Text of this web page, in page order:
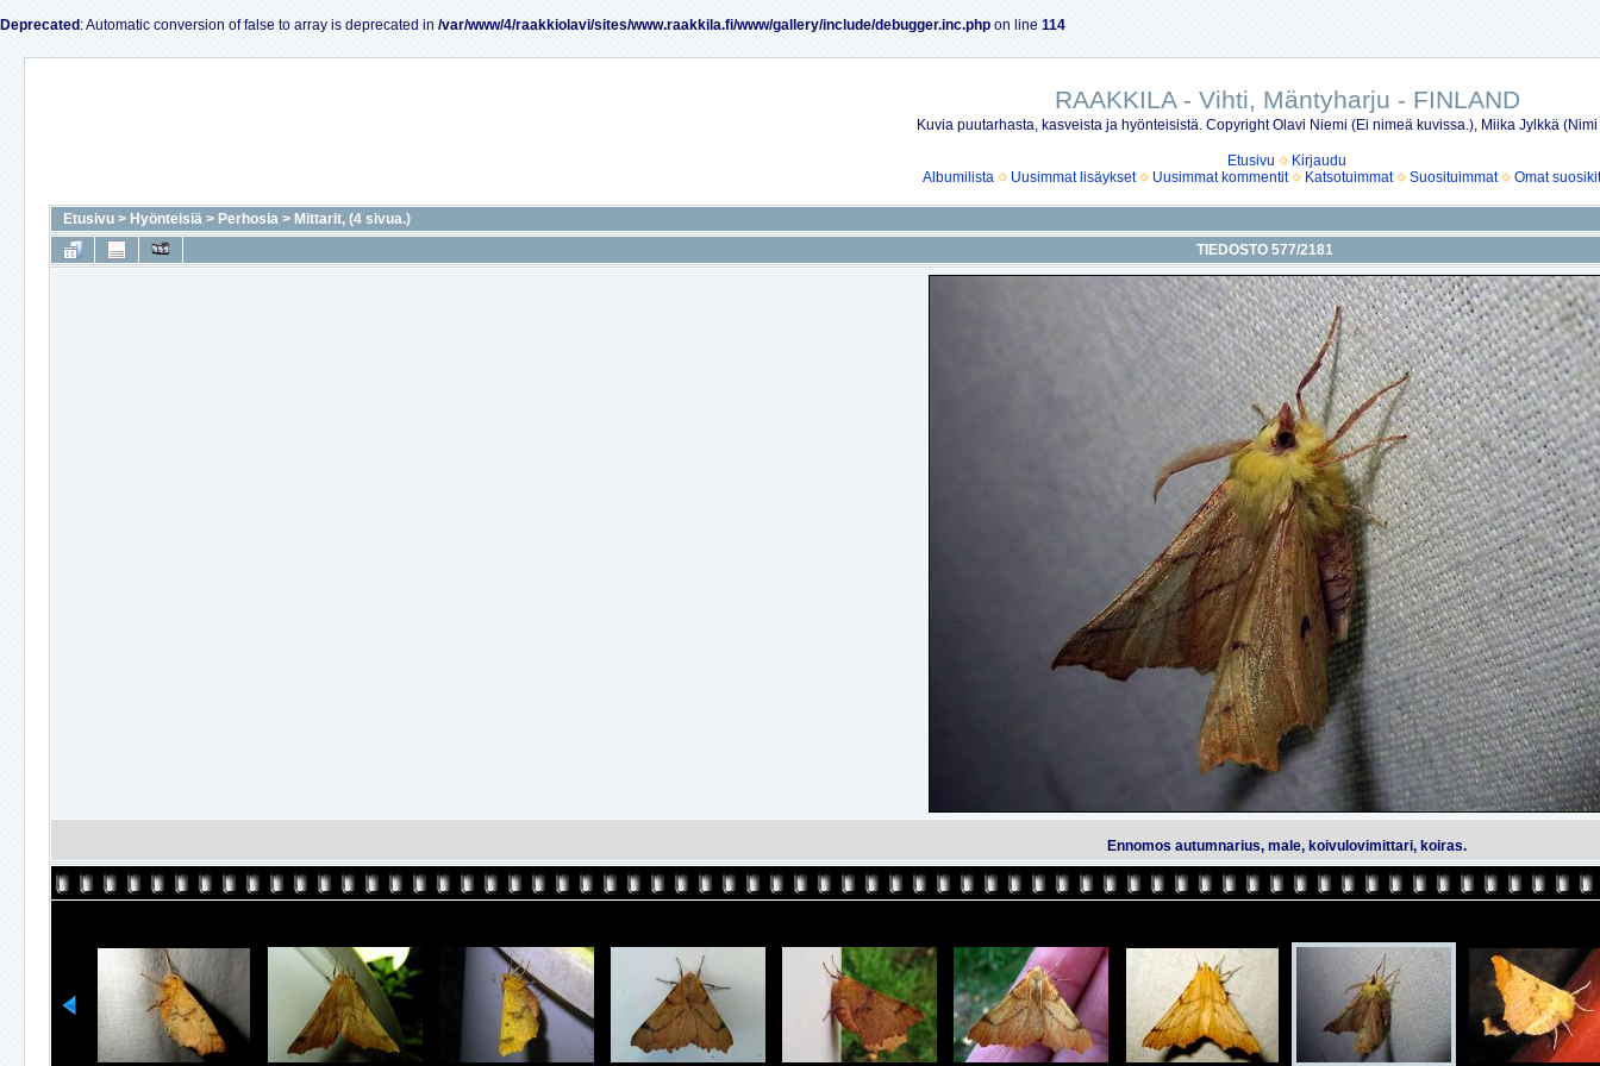
Deprecated : Automatic conversion of false to array is deprecated in /var/www/4/raakkiolavi/sites/www.raakkila.fi/www/gallery/include/debugger.inc.php on line 114
RAAKKILA - Vihti, Mäntyharju - FINLAND
Kuvia puutarhasta, kasveista ja hyönteisistä. Copyright Olavi Niemi (Ei nimeä kuvissa.), Miika Jylkkä
Etusivu
Kirjaudu
Albumilista
Uusimmat lisäykset Uusimmat kommentit Katsotuimmat Suosituimmat Omat suosikit
Etusivu > Hyönteisiä > Perhosia > Mittarit, (4 sivua.)
TIEDOSTO 577/2181
Ennomos autumnarius, male, koivulovimittari, koiras.